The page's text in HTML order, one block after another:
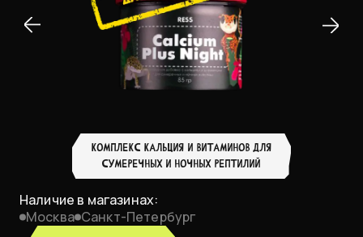
Наличие в магазинах:
Москва Санкт-Петербург
КОМПЛЕКС КАЛЬЦИЯ И ВИТАМИНОВ ДЛЯ
СУМЕРЕЧНЫХ И НОЧНЫХ РЕПТИЛИЙ